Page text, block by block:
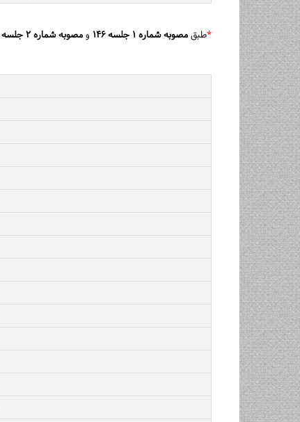
*طبقمصوبه شماره ۱ جلسه ۱۴۶ ومصوبه شماره ۲ جلسه ۱۵۳